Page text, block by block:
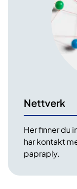
Nettverk
Her finner du
har kontakt
papraply.